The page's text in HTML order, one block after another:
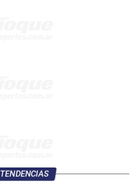
TENDENCIAS